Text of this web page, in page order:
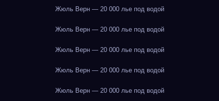
Жюль Верн — 20 000 лье под водой
Жюль Верн — 20 000 лье под водой
Жюль Верн — 20 000 лье под водой
Жюль Верн — 20 000 лье под водой
Жюль Верн — 20 000 лье под водой